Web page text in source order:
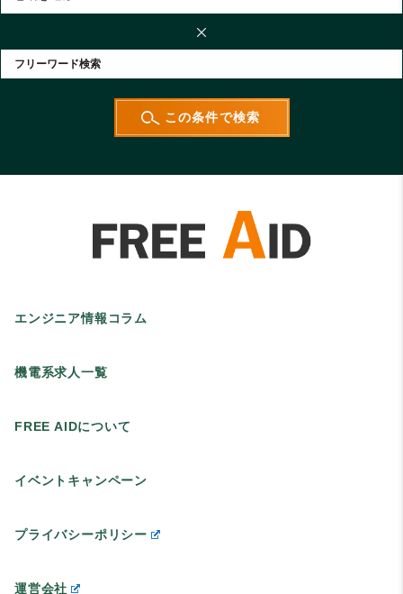
エンジニア情報コラム
機電系求人一覧
FREE AIDについて
イベントキャンペーン
プライバシーポリシー
運営会社